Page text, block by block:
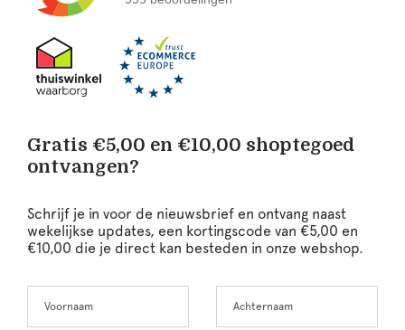
Gratis €5,00 en €10,00 shoptegoed
ontvangen?
Schrijf je in voor de nieuwsbrief en ontvang naast
wekelijkse updates, een kortingscode van €5,00 en
€10,00 die je direct kan besteden in onze webshop.
this